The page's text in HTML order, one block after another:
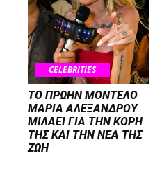
CELEBRITIES
ΤΟ ΠΡΩΗΝ ΜΟΝΤΕΛΟ
ΜΑΡΙΑ ΑΛΕΞΑΝΔΡΟΥ
ΜΙΛΑΕΙ ΓΙΑ ΤΗΝ ΚΟΡΗ
ΤΗΣ ΚΑΙ ΤΗΝ ΝΕΑ ΤΗΣ
ΖΩΗ